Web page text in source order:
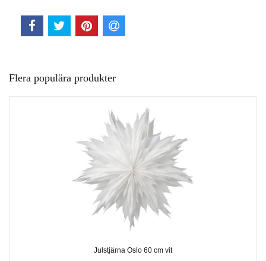
Flera populära produkter
Julstjärna Oslo 60 cm vit